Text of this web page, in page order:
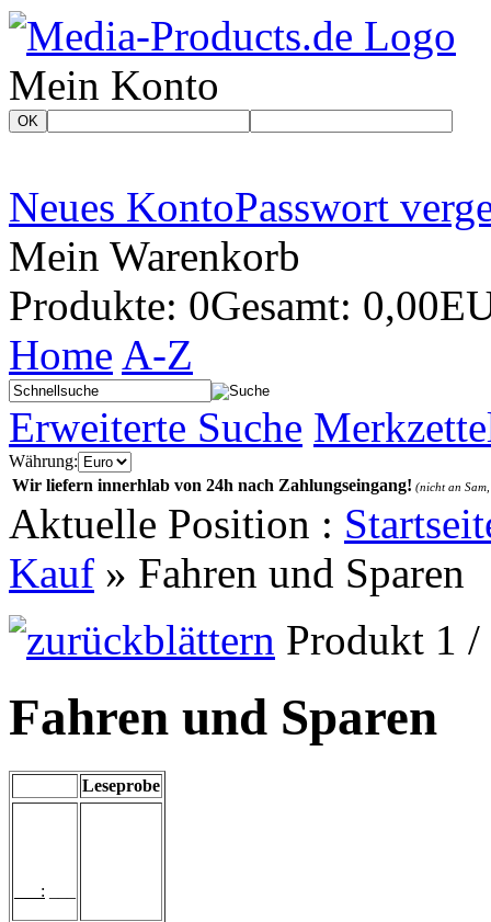
Mein Konto
OK
Neues KontoPasswort
Mein Warenkorb
Produkte: 0Gesamt:
Home A-Z
Erweiterte Suche
Währung:
Wir liefern innerhlab von 24h nach Zahlungseingang! (nicht an
Aktuelle Position :
Kauf » Fahren und Sparen
Produkt 1
Fahren und Sparen
Leseprobe
___: